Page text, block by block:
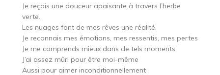
Je reçois une douceur apaisante à travers l’herbe
verte.
Les nuages font de mes rêves une réalité,
Je reconnais mes émotions, mes ressentis, mes pertes
Je me comprends mieux dans de tels moments
J’ai assez mûri pour être moi-même
Aussi pour aimer inconditionnellement